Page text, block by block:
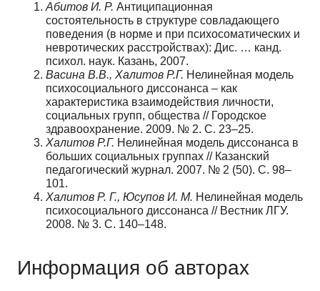
Абитов И. Р. Антиципационная
состоятельность в структуре совладающего
поведения (в норме и при психосоматических и
невротических расстройствах): Дис. … канд.
психол. наук. Казань, 2007.
Васина В.В., Халитов Р.Г. Нелинейная модель
психосоциального диссонанса – как
характеристика взаимодействия личности,
социальных групп, общества // Городское
здравоохранение. 2009. № 2. С. 23–25.
Халитов Р.Г. Нелинейная модель диссонанса в
больших социальных группах // Казанский
педагогический журнал. 2007. № 2 (50). С. 98–
101.
Халитов Р. Г., Юсупов И. М. Нелинейная модель
психосоциального диссонанса // Вестник ЛГУ.
2008. № 3. С. 140–148.
Информация об авторах